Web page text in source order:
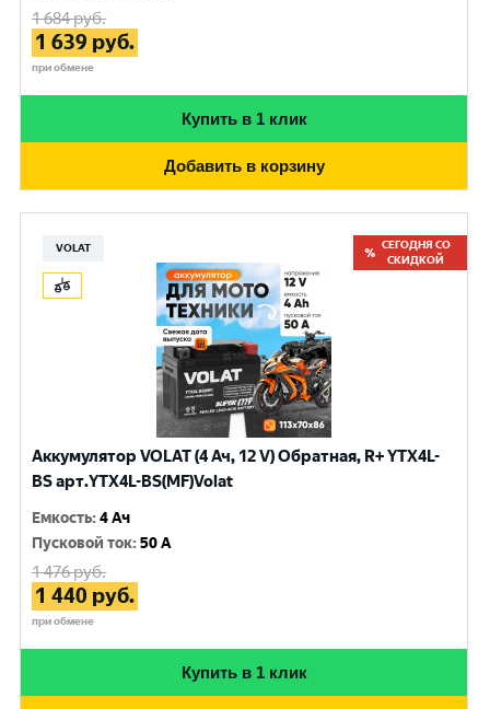
1 684руб.
1 639 руб.
при обмене
Купить в 1 клик
Добавить в корзину
VOLAT
СЕГОДНЯ СО
СКИДКОЙ
Аккумулятор VOLAT (4 Ач, 12 V) Обратная, R+ YTX4L-
BS арт.YTX4L-BS(MF)Volat
Емкость:4 Ач
Пусковой ток:50 A
1 476руб.
1 440 руб.
при обмене
Купить в 1 клик